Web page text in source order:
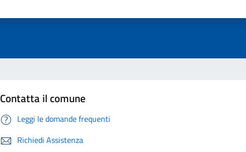
Contatta il comune
Leggi le domande frequenti
Richiedi Assistenza